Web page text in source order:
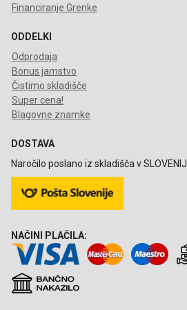
Financiranje Grenke
ODDELKI
Odprodaja
Bonus jamstvo
Čistimo skladišče
Super cena!
Blagovne znamke
DOSTAVA
Naročilo poslano iz skladišča v SLOVENIJI.
NAČINI PLAČILA: